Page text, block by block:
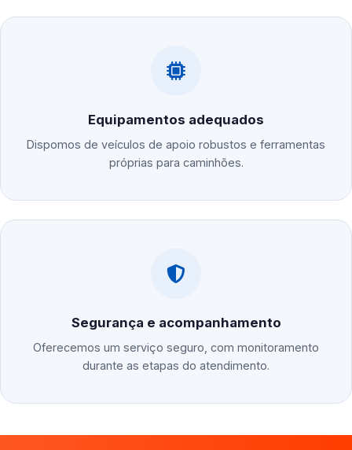
Equipamentos adequados
Dispomos de veículos de apoio robustos e ferramentas
próprias para caminhões.
Segurança e acompanhamento
Oferecemos um serviço seguro, com monitoramento
durante as etapas do atendimento.